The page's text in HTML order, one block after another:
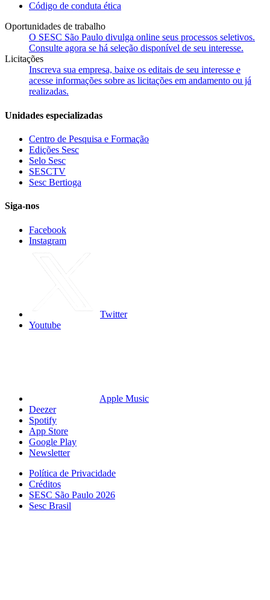
Código de conduta ética
Oportunidades de trabalho
O SESC São Paulo divulga online seus processos seletivos.
Consulte agora se há seleção disponível de seu interesse.
Licitações
Inscreva sua empresa, baixe os editais de seu interesse e
acesse informações sobre as licitações em andamento ou já
realizadas.
Unidades especializadas
Centro de Pesquisa e Formação
Edições Sesc
Selo Sesc
SESCTV
Sesc Bertioga
Siga-nos
Facebook
Instagram
Twitter
Youtube
Apple Music
Deezer
Spotify
App Store
Google Play
Newsletter
Política de Privacidade
Créditos
SESC São Paulo 2026
Sesc Brasil